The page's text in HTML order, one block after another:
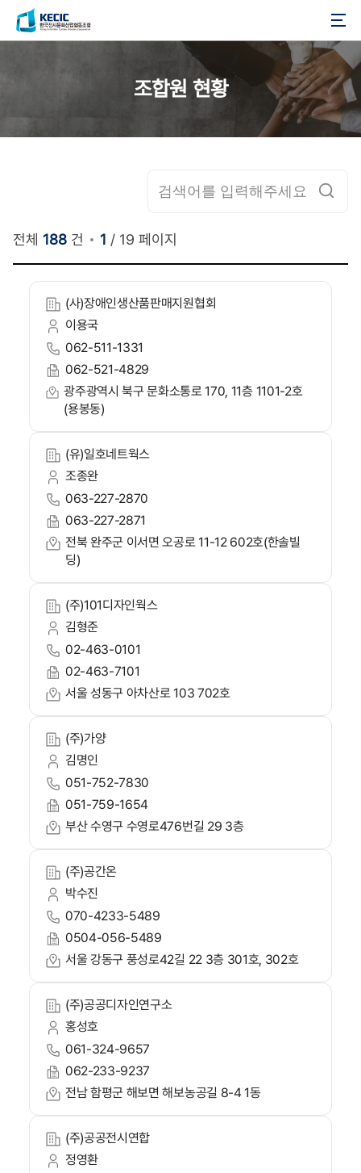
한국전시문화산업협동조합
조합원 현황
전체 188 건 1 / 19 페이지
(사)장애인생산품판매지원협회
이용국
062-511-1331
062-521-4829
광주광역시 북구 문화소통로 170, 11층 1101-2호
(용봉동)
(유)일호네트웍스
조종완
063-227-2870
063-227-2871
전북 완주군 이서면 오공로 11-12 602호(한솔빌
딩)
(주)101디자인웍스
김형준
02-463-0101
02-463-7101
서울 성동구 아차산로 103 702호
(주)가양
김명인
051-752-7830
051-759-1654
부산 수영구 수영로476번길 29 3층
(주)공간온
박수진
070-4233-5489
0504-056-5489
서울 강동구 풍성로42길 22 3층 301호, 302호
(주)공공디자인연구소
홍성호
061-324-9657
062-233-9237
전남 함평군 해보면 해보농공길 8-4 1동
(주)공공전시연합
정영환